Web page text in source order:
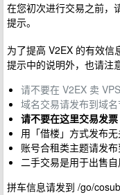
在您初次进行交易之前，
提示。
为了提高 V2EX 的有效信
提示中的说明外，也请注
请不要在 V2EX 卖
域名交易请发布到域名
请不要在这里交易发票
用「借楼」方式发布
账号合租类主题请发布
二手交易是用于出售
拼车信息请发到 /go/cosub